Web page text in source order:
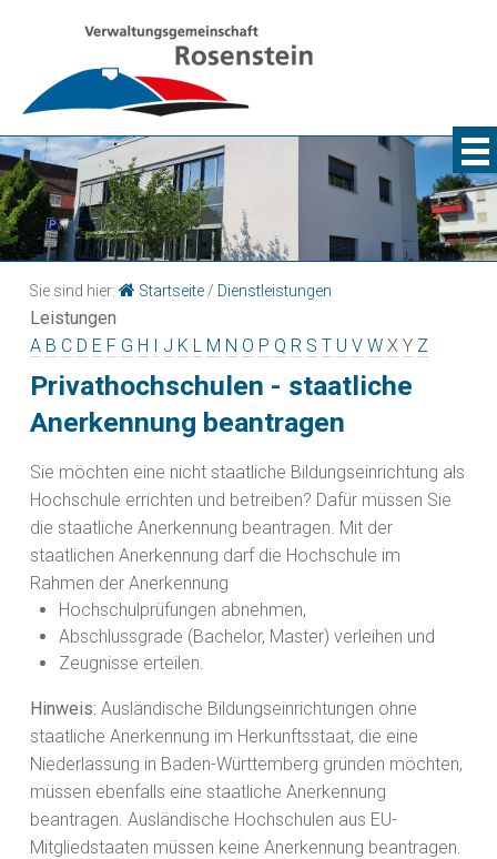
Sie sind hier: Startseite / Dienstleistungen
Leistungen
A B C D E F G H I J K L M N O P Q R S T U V W X Y Z
Privathochschulen - staatliche
Anerkennung beantragen
Sie möchten eine nicht staatliche Bildungseinrichtung als
Hochschule errichten und betreiben? Dafür müssen Sie
die staatliche Anerkennung beantragen. Mit der
staatlichen Anerkennung darf die Hochschule im
Rahmen der Anerkennung
Hochschulprüfungen abnehmen,
Abschlussgrade (Bachelor, Master) verleihen und
Zeugnisse erteilen.
Hinweis: Ausländische Bildungseinrichtungen ohne
staatliche Anerkennung im Herkunftsstaat, die eine
Niederlassung in Baden-Württemberg gründen möchten,
müssen ebenfalls eine staatliche Anerkennung
beantragen. Ausländische Hochschulen aus EU-
Mitgliedstaaten müssen keine Anerkennung beantragen.